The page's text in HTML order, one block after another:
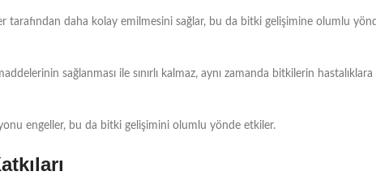
daha kolay emilmesini sağlar, bu da bitki gelişimine olumlu
sağlanması ile sınırlı kalmaz, aynı zamanda bitkilerin hastalıklara
engeller, bu da bitki gelişimini olumlu yönde etkiler.